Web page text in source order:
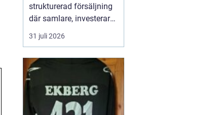
strukturerad försäljning
där samlare, investerare
och nybörjare köper och
säljer frimärken genom
31 juli 2026